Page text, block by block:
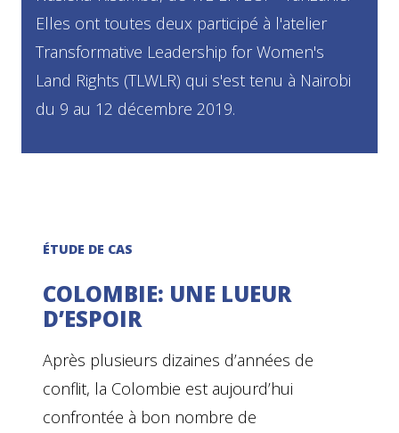
Elles ont toutes deux participé à l'atelier
Transformative Leadership for Women's
Land Rights (TLWLR) qui s'est tenu à Nairobi
du 9 au 12 décembre 2019.
ÉTUDE DE CAS
COLOMBIE: UNE LUEUR
D’ESPOIR
Après plusieurs dizaines d’années de
conflit, la Colombie est aujourd’hui
confrontée à bon nombre de